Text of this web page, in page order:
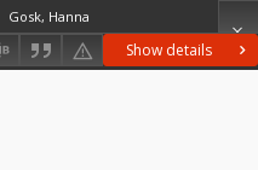
Show details
Gosk, Hanna